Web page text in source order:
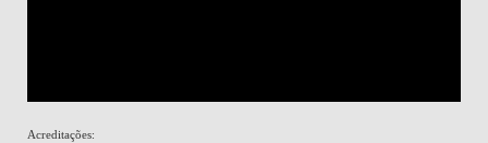
Acreditações: